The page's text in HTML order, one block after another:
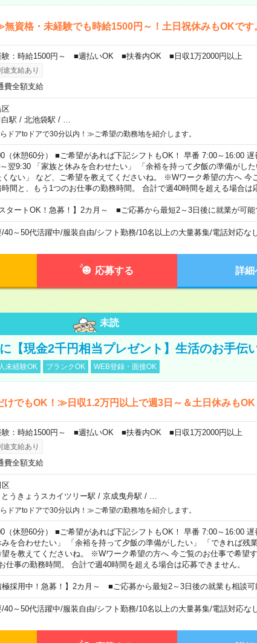
資格・未経験でも時給1500円～！土日祝休みもOKです
験：時給1500円～ ■週払いOK ■扶養内OK ■日収1万2000円以上
途支給あり
費全額支給
区
白駅 / 北池袋駅 /
ドアtoドアで30分以内！≫ご希望の勤務地を紹介します。
（休憩60分） ■ご希望があれば下記シフトもOK！ 早番 7:00～16:00 遅
翌9:30 「家族と休みを合わせたい」 「余裕を持って夕飯の準備がし
くない」 など、ご希望を教えてくださいね。 ※Wワーク希望の方へ 今
間と、もう1つのお仕事の勤務時間。 合計で週40時間を超える場合は
スタートOK！急募！】2カ月～ ■ご応募から最短2～3日後に就業が可能
/40～50代活躍中/服装自由/シフト勤務/10名以上の大量募集/電話対応な
応募する 詳細
未読
【現金2千円相当プレゼント】生活のお手伝
未経験OK ブランクOK WEB登録・面接OK
でもOK！≫日収1.2万円以上で週3日～＆土日休みもOK
験：時給1500円～ ■週払いOK ■扶養内OK ■日収1万2000円以上
途支給あり
費全額支給
区
とうきょうスカイツリー駅 / 京成曳舟駅 /
ドアtoドアで30分以内！≫ご希望の勤務地を紹介します。
（休憩60分） ■ご希望があれば下記シフトもOK！ 早番 7:00～16:00 遅
みを合わせたい」 「余裕を持って夕飯の準備がしたい」 「できれば残
望を教えてくださいね。 ※Wワーク希望の方へ 今ご覧のお仕事で希望す
仕事の勤務時間。 合計で週40時間を超える場合は応募できません。
極採用中！急募！】2カ月～ ■ご応募から最短2～3日後の就業も相談可
/40～50代活躍中/服装自由/シフト勤務/10名以上の大量募集/電話対応な